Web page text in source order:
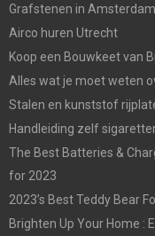
Grafstenen in Amsterdam
Airco huren Utrecht
Koop een Bouwkeet van
Alles wat je moet weten
Stalen en kunststof
Handleiding zelf
The Best Batteries &
for 2023
2023’s Best Teddy Bear
Brighten Up Your Home :